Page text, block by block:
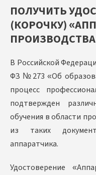
ПОЛУЧИТЬ
(КОРОЧКУ)
В Российской
ФЗ №273 «Об
процесс
подтвержден
обучения в области
из таких
аппаратчика.
Удостоверение